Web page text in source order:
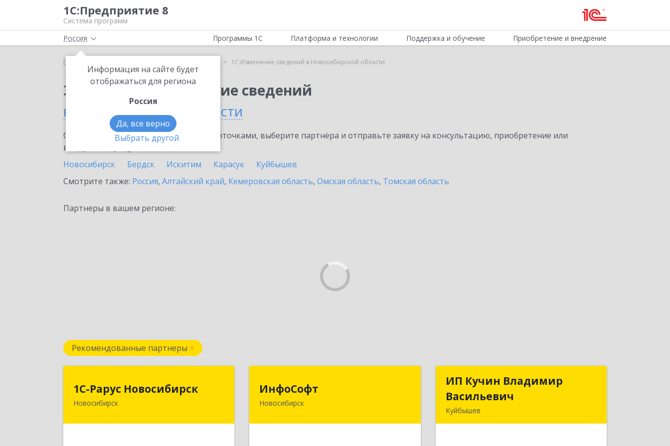
1С:Предприятие 8
Система программ
Россия
Информация на сайте будет
отображаться для региона
Россия
Да, все верно
Выбрать другой
Программы 1С Платформа и технологии Поддержка и обучение Приобретение и внедрение
Главная 1С:Изменение сведений в Новосибирской области
Заказать 1С:Изменение сведений
в Новосибирской области
Ознакомьтесь с информационными карточками, выберите партнёра и отправьте заявку на консультацию, приобретение или
внедрение продукта.
Новосибирск
Бердск Искитим Карасук
Куйбышев
Смотрите также: Россия, Алтайский край, Кемеровская область, Омская область, Томская область
Партнеры в вашем регионе:
Рекомендованные партнеры
1С-Рарус Новосибирск
Новосибирск
1С-Рарус Новосибирск
630015, Новосибирская обл,
ИнфоСофт
Новосибирск630091, Новосибирская обл,
ИП Кучин Владимир
Васильевич
Куйбышев
ИП Кучин Владимир